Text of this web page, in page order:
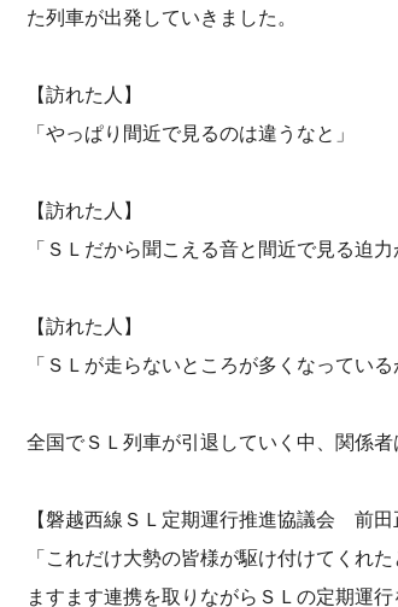
た列車が出発していきました。
【訪れた人】
「やっぱり間近で見るのは違うなと」
【訪れた人】
「ＳＬだから聞こえる音と間近で見る迫力
【訪れた人】
「ＳＬが走らないところが多くなってい
全国でＳＬ列車が引退していく中、関係
【磐越西線ＳＬ定期運行推進協議会 前田
「これだけ大勢の皆様が駆け付けてくれ
ますます連携を取りながらＳＬの定期運行